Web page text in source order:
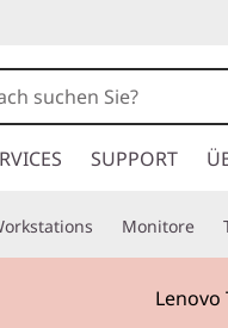
SUPPORT
Monitore
3